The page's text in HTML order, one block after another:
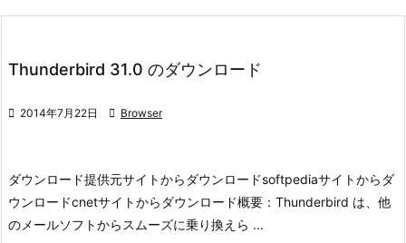
Thunderbird 31.0 のダウンロード
 2014年7月22日  Browser
ダウンロード提供元サイトからダウンロードsoftpediaサイトからダ
ウンロードcnetサイトからダウンロード概要： Thunderbird は、他
のメールソフトからスムーズに乗り換えら ...